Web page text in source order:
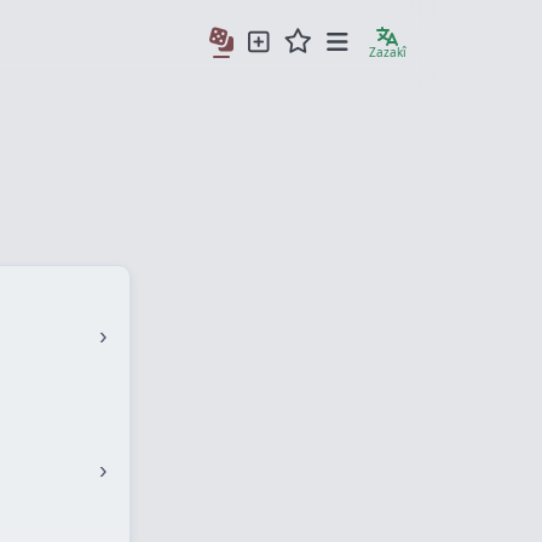
Zazakî
›
›